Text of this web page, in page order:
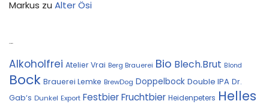
Markus zu Alter Ösi
Alkoholfrei Atelier Vrai Berg Brauerei Bio Blech.Brut Blond
Bock Brauerei Lemke BrewDog Doppelbock Double IPA Dr.
Gab‘s Dunkel Export FestbierFruchtbier Heidenpeters Helles